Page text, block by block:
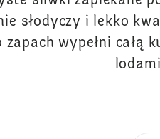
słodyczy i lekko
zapach wypełni całą